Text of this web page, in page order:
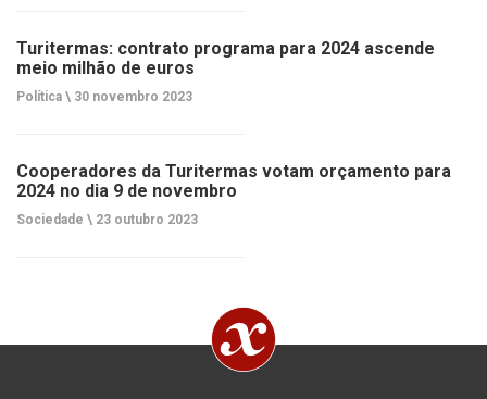
Turitermas: contrato programa para 2024 ascende
meio milhão de euros
Política \ 30 novembro 2023
Cooperadores da Turitermas votam orçamento para
2024 no dia 9 de novembro
Sociedade \ 23 outubro 2023